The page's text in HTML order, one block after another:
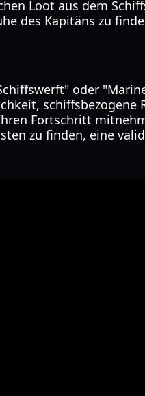
Loot aus dem
des Kapitäns zu
oder
schiffsbezogene
Fortschritt
zu finden, eine